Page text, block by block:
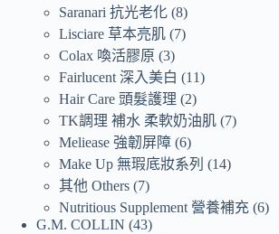
Saranari 抗光老化 8
Lisciare 草本亮肌 7
Colax 喚活膠原 3
Fairlucent 深入美白
11
Hair Care 頭髮護理
2
TK調理 補水 柔軟奶油肌 7
Meliease 強韌屏障 6
Make Up 無瑕底妝系列
14
其他 Others 7
Nutritious Supplement 營養補充 6
G.M. COLLIN 43